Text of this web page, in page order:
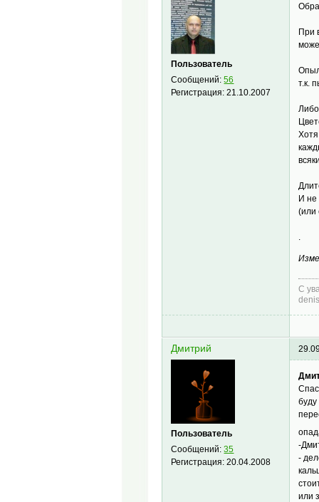
Пользователь
Сообщений:56
Регистрация:21.10.2007
При
т.к.
И не
(или
.
С
Дмитрий
Пользователь
Сообщений:35
Регистрация:20.04.2008
-
-
или